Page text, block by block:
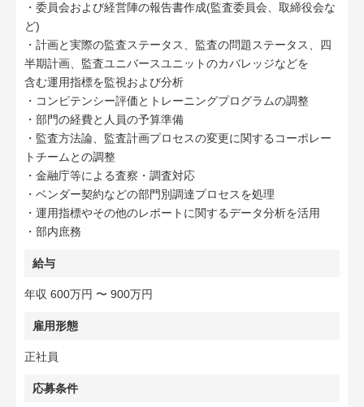
・委員会および経営陣の報告書作成(監査委員会、取締役会な
ど)
・計画と実際の監査ステータス、監査の問題ステータス、四
半期計画、監査ユニバースユニットのカバレッジなどを
含む運用指標を監視および分析
・コンピテンシー評価とトレーニングプログラムの調整
・部門の経費と人員の予算準備
・監査方法論、監査計画プロセスの変更に関するコーポレー
トチームとの調整
・金融庁等による査察・調査対応
・ベンダー契約などの部門別調達プロセスを処理
・運用指標やその他のレポートに関するデータ分析を活用
・部内庶務
給与
年収 600万円 〜 900万円
雇用形態
正社員
応募条件